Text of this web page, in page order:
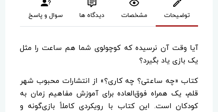
توضیحات مشخصات دیدگاه ها سوال و پاسخ
آیا وقت آن نرسیده که کوچولوی شما هم ساعت را مثل
یک بازی یاد بگیرد؟
کتاب «چه ساعتی؟ چه کاری؟» از انتشارات محبوب شهر
قلم، یک همراه فوق‌العاده برای آموزش مفاهیم زمان به
کودکان است. این کتاب با رویکردی کاملاً بازی‌گونه و